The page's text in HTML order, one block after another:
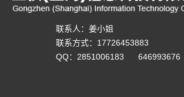
联系人：姜小姐
联系方式：17726453883
QQ：2851006183 646993676